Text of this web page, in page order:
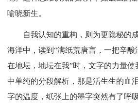
喻晓新生。
自我认知的重构，则为更隐秘的
海洋中，读到“满纸荒唐言，一把辛酸
在地坛，地坛在我”时，文字的力量使
中单纯的分段解析，那是活生生的血
字的温度，纸张上的墨字突然有了呼